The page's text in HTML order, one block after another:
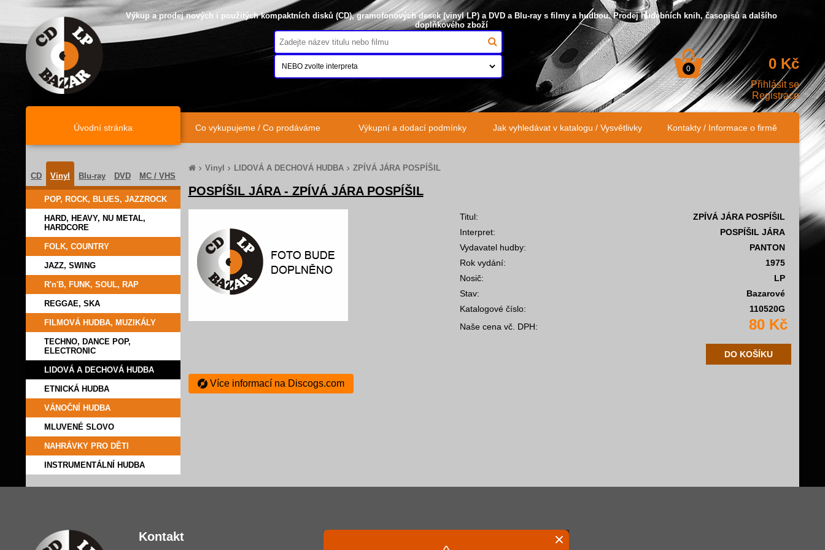
Výkup a prodej nových i použitých kompaktních disků (CD), gramofonových desek (vinyl LP) a DVD a Blu-ray s filmy a hudbou. Prodej hudebních knih, časopisů a dalšího
doplňkového zboží
0 0 Kč
Přihlásit se
Registrace
Úvodní stránka
Úvodní stránka Co vykupujeme / Co prodáváme Výkupní a dodací podmínky Jak vyhledávat v katalogu / Vysvětlivky Kontakty / Informace o firmě
CD Vinyl Blu-ray DVD MC / VHS
POP, ROCK, BLUES, JAZZROCK
HARD, HEAVY, NU METAL,
HARDCORE
FOLK, COUNTRY
JAZZ, SWING
R'n'B, FUNK, SOUL, RAP
REGGAE, SKA
FILMOVÁ HUDBA, MUZIKÁLY
TECHNO, DANCE POP,
ELECTRONIC
LIDOVÁ A DECHOVÁ HUDBA
ETNICKÁ HUDBA
VÁNOČNÍ HUDBA
MLUVENÉ SLOVO
NAHRÁVKY PRO DĚTI
INSTRUMENTÁLNÍ HUDBA
Vinyl LIDOVÁ A DECHOVÁ HUDBA ZPÍVÁ JÁRA POSPÍŠIL
POSPÍŠIL JÁRA - ZPÍVÁ JÁRA POSPÍŠIL
Titul:
ZPÍVÁ JÁRA POSPÍŠIL
Interpret:
POSPÍŠIL JÁRA
Vydavatel hudby:
PANTON
Rok vydání:
1975
Nosič:
LP
Stav:
Bazarové
Katalogové číslo:
110520G
Naše cena vč. DPH:
80 Kč
DO KOŠÍKU
Více informací na Discogs.com
Kontakt